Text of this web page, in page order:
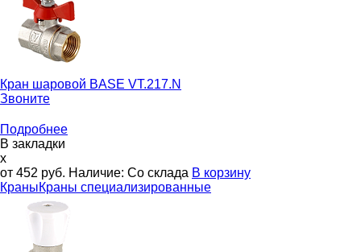
Кран шаровой BASE VT.217.N
Звоните
Подробнее
В закладки
x
от 452 руб. Наличие: Со склада В корзину
КраныКраны специализированные